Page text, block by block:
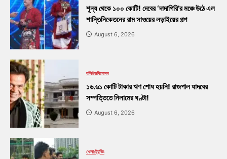
শূন্য থেকে ১০০ কোটি! দেবের ‘দাদাগিরি’র মঞ্চে উঠে এল
শান্তিনিকেতনের রাম সাওয়ের লড়াইয়ের গল্প
August 6, 2026
বলিউডবিনোদন
১৬.৬১ কোটি টাকার ঋণ শোধ হয়নি! রাজপাল যাদবের
সম্পত্তিতে নিলামের ঘণ্টা!
August 6, 2026
খেলাট্রেন্ডিং